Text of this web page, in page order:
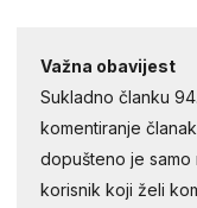
Važna obavijest
Sukladno članku
komentiranje
dopušteno je samo
korisnik koji želi